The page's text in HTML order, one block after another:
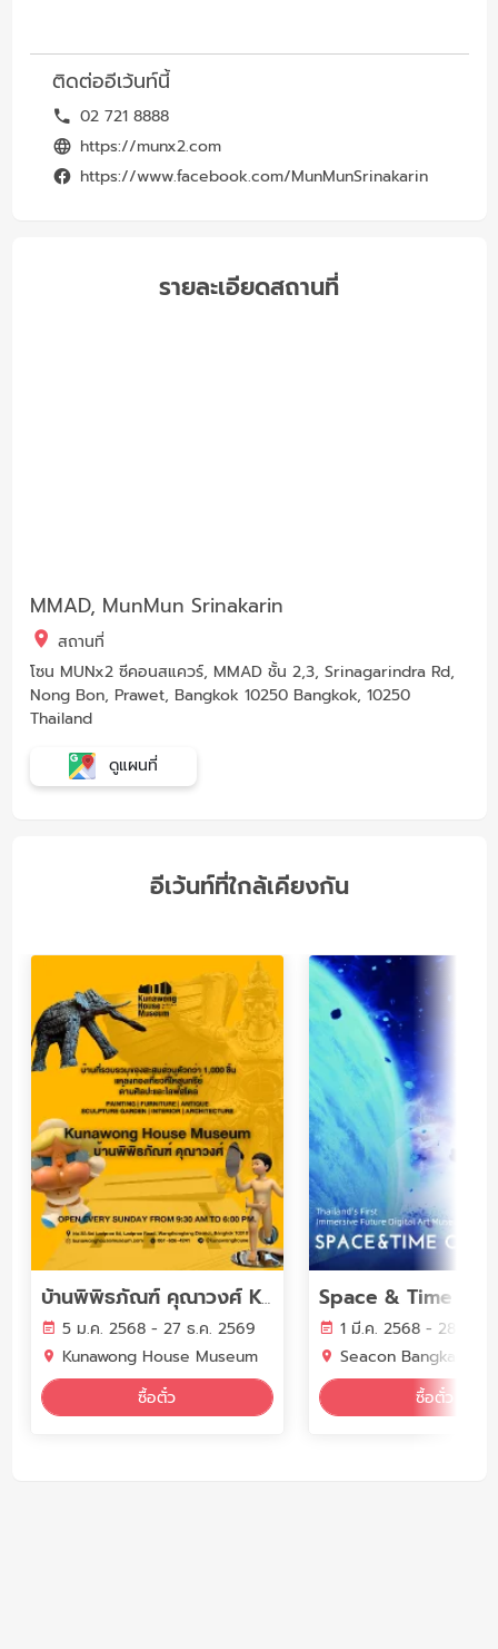
ติดต่ออีเว้นท์นี้
02 721 8888
https://munx2.com
https://www.facebook.com/MunMunSrinakarin
รายละเอียดสถานที่
MMAD, MunMun Srinakarin
สถานที่
โซน MUNx2 ซีคอนสแควร์, MMAD ชั้น 2,3, Srinagarindra Rd,
Nong Bon, Prawet, Bangkok 10250 Bangkok, 10250
Thailand
ดูแผนที่
อีเว้นท์ที่ใกล้เคียงกัน
บ้านพิพิธภัณฑ์ คุณาวงศ์ Kunawong House Museum
5 ม.ค. 2568 - 27 ธ.ค. 2569
Kunawong House Museum
ซื้อตั๋ว
Space & Time
1 มี.ค. 2568 - 28 ก.พ.
Seacon Bangkae
ซื้อตั๋ว